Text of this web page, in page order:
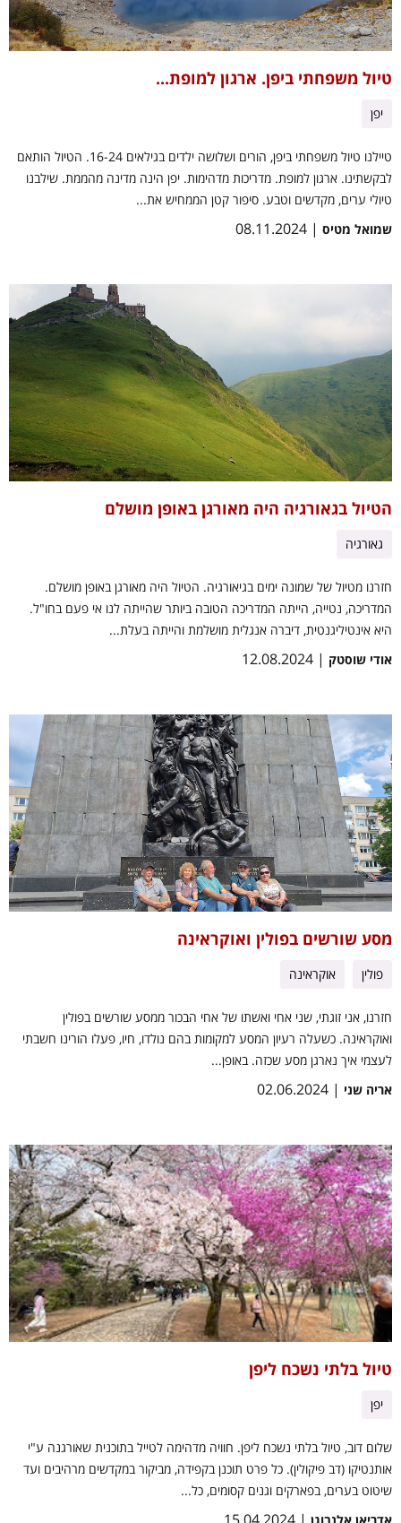
טיול משפחתי ביפן. ארגון למופת...
יפן
טיילנו טיול משפחתי ביפן, הורים ושלושה ילדים בגילאים 16-24. הטיול הותאם
לבקשתינו. ארגון למופת. מדריכות מדהימות. יפן הינה מדינה מהממת. שילבנו
טיולי ערים, מקדשים וטבע. סיפור קטן הממחיש את...
שמואל מטיס | 08.11.2024
הטיול בגאורגיה היה מאורגן באופן מושלם
גאורגיה
חזרנו מטיול של שמונה ימים בגיאורגיה. הטיול היה מאורגן באופן מושלם.
המדריכה, נטייה, הייתה המדריכה הטובה ביותר שהייתה לנו אי פעם בחו"ל.
היא אינטיליגנטית, דיברה אנגלית מושלמת והייתה בעלת...
אודי שוסטק | 12.08.2024
מסע שורשים בפולין ואוקראינה
פולין אוקראינה
חזרנו, אני זוגתי, שני אחי ואשתו של אחי הבכור ממסע שורשים בפולין
ואוקראינה. כשעלה רעיון המסע למקומות בהם נולדו, חיו, פעלו הורינו חשבתי
לעצמי איך נארגן מסע שכזה. באופן...
אריה שני | 02.06.2024
טיול בלתי נשכח ליפן
יפן
שלום דוב, טיול בלתי נשכח ליפן. חוויה מדהימה לטייל בתוכנית שאורגנה ע"י
אותנטיקו (דב פיקולין). כל פרט תוכנן בקפידה, מביקור במקדשים מרהיבים ועד
שיטוט בערים, בפארקים וגנים קסומים, כל...